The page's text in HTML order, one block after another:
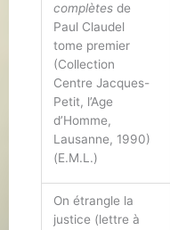
complètesde
Paul Claudel
tome premier
(Collection
Centre Jacques-
Petit, l’Age
d’Homme,
Lausanne, 1990)
(E.M.L.)
On étrangle la
justice (lettre à